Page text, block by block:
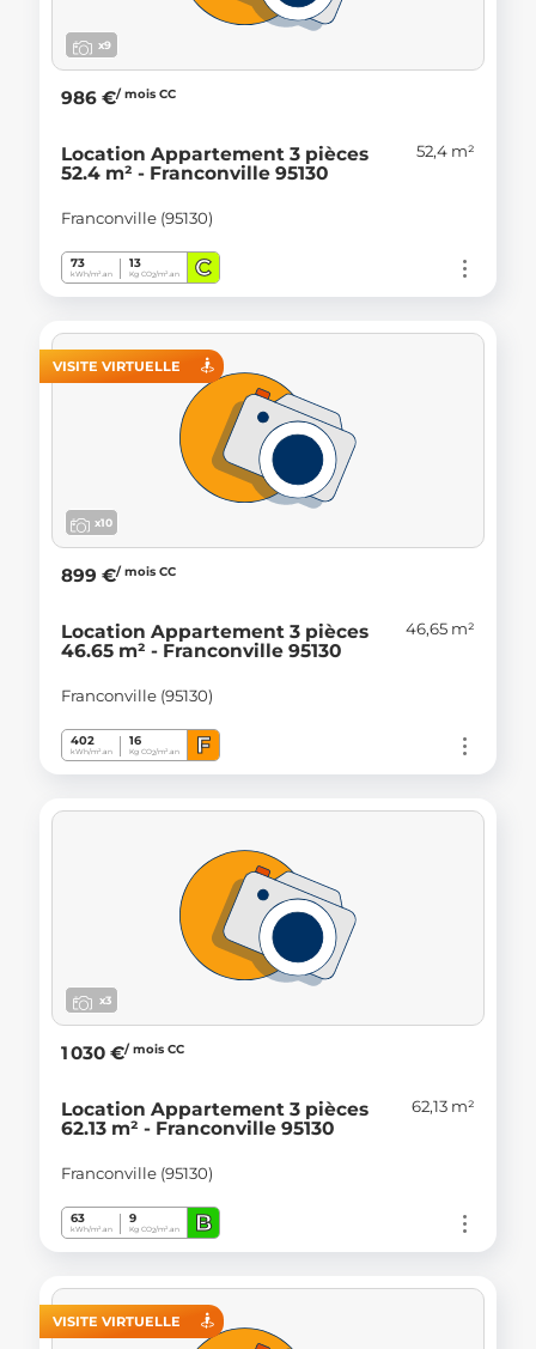
x9
986 €/ mois CC
Location Appartement 3 pièces
52.4 m² - Franconville 95130
52,4 m²
Franconville (95130)
73
kWh/m².an
13
Kg CO2/m².an C
VISITE VIRTUELLE
x10
899 €/ mois CC
Location Appartement 3 pièces
46.65 m² - Franconville 95130
46,65 m²
Franconville (95130)
402
kWh/m².an
16
Kg CO2/m².an F
x3
1 030 €/ mois CC
Location Appartement 3 pièces
62.13 m² - Franconville 95130
62,13 m²
Franconville (95130)
63
kWh/m².an
9
Kg CO2/m².an B
VISITE VIRTUELLE